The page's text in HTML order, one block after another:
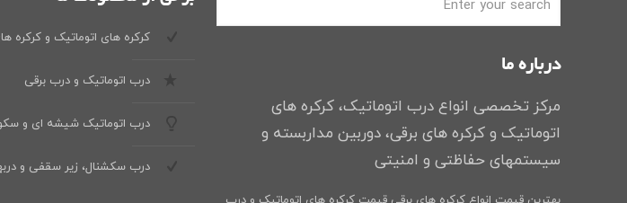
درباره ما
مرکز تخصصی انواع درب اتوماتیک، کرکره های
اتوماتیک و کرکره های برقی، دوربین مداربسته و
سیستمهای حفاظتی و امنیتی
کرکره های اتوماتیک و کرکره
درب اتوماتیک و درب برقی
درب اتوماتیک شیشه ای و
درب سکشنال، زیر سقفی و